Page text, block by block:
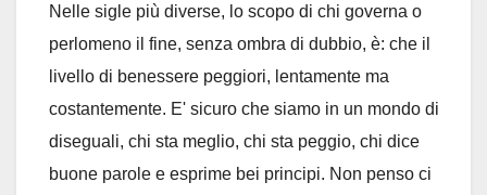
Nelle sigle più diverse, lo scopo di chi governa o
perlomeno il fine, senza ombra di dubbio, è: che il
livello di benessere peggiori, lentamente ma
costantemente. E' sicuro che siamo in un mondo di
diseguali, chi sta meglio, chi sta peggio, chi dice
buone parole e esprime bei principi. Non penso ci